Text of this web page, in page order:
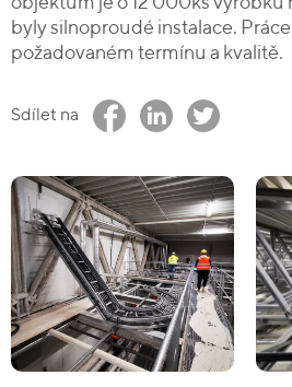
byly silnoproudé instalace.
požadovaném termínu a kvalitě.
Sdílet na